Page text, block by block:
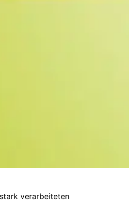
verarbeiteten